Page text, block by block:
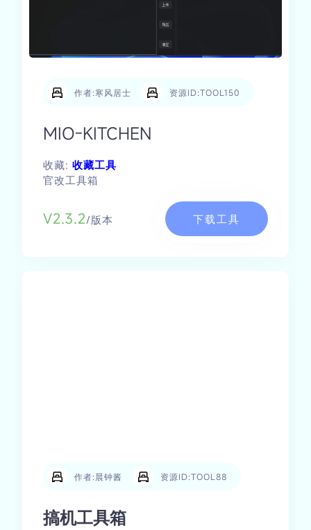
作者:寒风居士 资源ID:TOOL150
MIO-KITCHEN
收藏:收藏工具
官改工具箱
V2.3.2/版本 下载工具
作者:晨钟酱 资源ID:TOOL88
搞机工具箱